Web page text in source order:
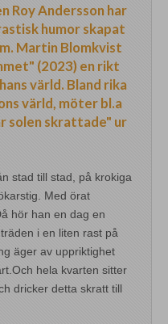
Roy Andersson har
humor skapat
Martin Blomkvist
(2023) en rikt
värld. Bland rika
värld, möter bl.a
solen skrattade" ur
stad till stad, på krokiga
Med örat
hör han en dag en
i en liten rast på
äger av uppriktighet
hela kvarten sitter
dricker detta skratt till